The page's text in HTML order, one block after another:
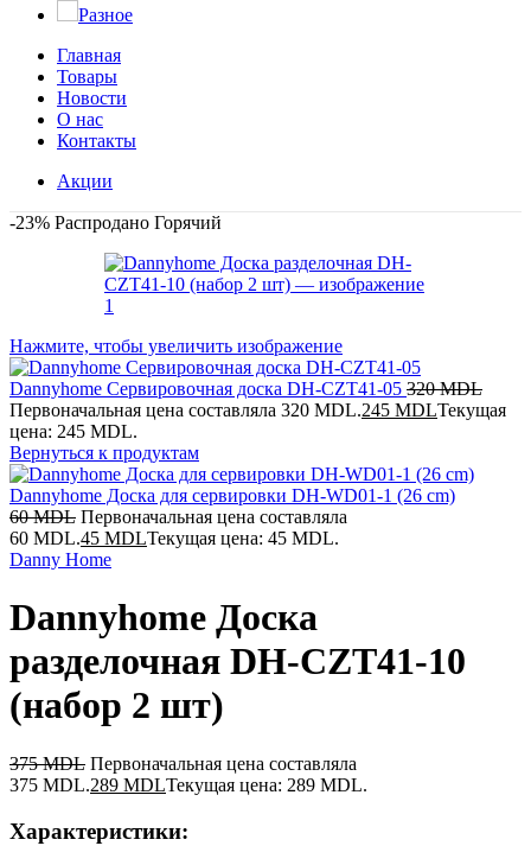
Разное
Главная
Товары
Новости
О нас
Контакты
Акции
-23% Распродано Горячий
Нажмите, чтобы увеличить изображение
Dannyhome Сервировочная доска DH-CZT41-05 320MDL
Первоначальная цена составляла 320 MDL.245 MDLТекущая
цена: 245 MDL.
Вернуться к продуктам
Dannyhome Доска для сервировки DH-WD01-1 (26 cm)
60MDL Первоначальная цена составляла
60 MDL.45 MDLТекущая цена: 45 MDL.
Danny Home
Dannyhome Доска
разделочная DH-CZT41-10
(набор 2 шт)
375MDL Первоначальная цена составляла
375 MDL.289 MDLТекущая цена: 289 MDL.
Характеристики: